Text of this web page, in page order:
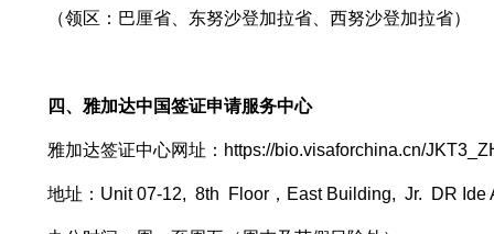
（领区：巴厘省、东努沙登加拉省、西努沙登加拉省）
四、雅加达中国签证申请服务中心
雅加达签证中心网址：https://bio.visaforchina.cn/
地址：Unit 07-12, 8th Floor，East Building, Jr. DR